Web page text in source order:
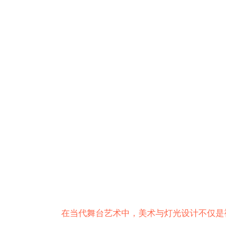
在当代舞台艺术中，美术与灯光设计不仅